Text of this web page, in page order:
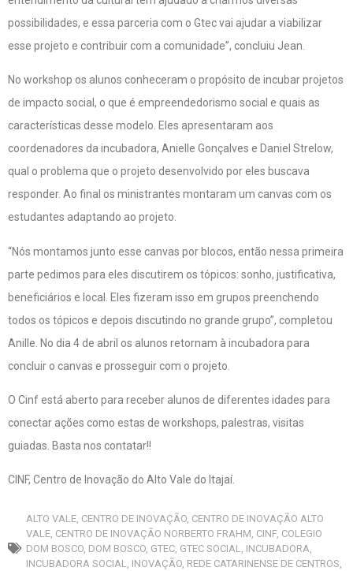
possibilidades, e essa parceria com o Gtec vai ajudar a viabilizar
esse projeto e contribuir com a comunidade”, concluiu Jean.
No workshop os alunos conheceram o propósito de incubar projetos
de impacto social, o que é empreendedorismo social e quais as
características desse modelo. Eles apresentaram aos
coordenadores da incubadora, Anielle Gonçalves e Daniel Strelow,
qual o problema que o projeto desenvolvido por eles buscava
responder. Ao final os ministrantes montaram um canvas com os
estudantes adaptando ao projeto.
“Nós montamos junto esse canvas por blocos, então nessa primeira
parte pedimos para eles discutirem os tópicos: sonho, justificativa,
beneficiários e local. Eles fizeram isso em grupos preenchendo
todos os tópicos e depois discutindo no grande grupo”, completou
Anille. No dia 4 de abril os alunos retornam à incubadora para
concluir o canvas e prosseguir com o projeto.
O Cinf está aberto para receber alunos de diferentes idades para
conectar ações como estas de workshops, palestras, visitas
guiadas. Basta nos contatar!!
CINF, Centro de Inovação do Alto Vale do Itajaí.
ALTO VALE CENTRO DE INOVAÇÃO CENTRO DE INOVAÇÃO ALTO
VALE CENTRO DE INOVAÇÃO NORBERTO FRAHM CINF, COLEGIO
DOM BOSCO DOM BOSCO GTEC GTEC SOCIAL INCUBADORA
INCUBADORA SOCIAL
INOVAÇÃO REDE CATARINENSE DE CENTROS